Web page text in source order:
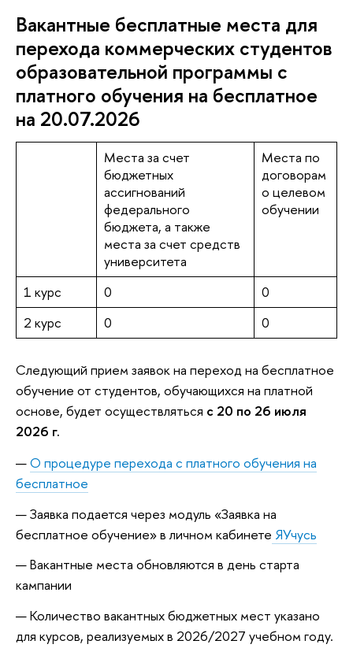
Вакантные бесплатные места для
перехода коммерческих студентов
образовательной программы с
платного обучения на бесплатное
на 20.07.2026
Места за счет
бюджетных
ассигнований
федерального
бюджета, а также
места за счет средств
университета
Места по
договорам
о целевом
обучении
1 курс 0
0
2 курс
0 0
Следующий прием заявок на переход на бесплатное
обучение от студентов, обучающихся на платной
основе, будет осуществляться с 20 по 26 июля
2026 г.
О процедуре перехода с платного обучения на
бесплатное
Заявка подается через модуль «Заявка на
бесплатное обучение» в личном кабинете ЯУчусь
Вакантные места обновляются в день старта
кампании
Количество вакантных бюджетных мест указано
для курсов, реализуемых в 2026/2027 учебном году.